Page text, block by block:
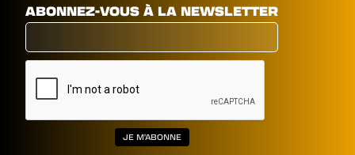
ABONNEZ-VOUS À LA NEWSLETTER